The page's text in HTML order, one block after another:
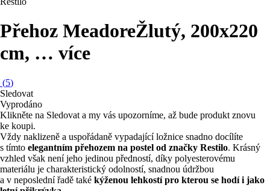
Přehoz MeadoreŽlutý, 200x220
cm, … více
(5)
Sledovat
Vyprodáno
Klikněte na Sledovat a my vás upozorníme, až bude produkt znovu
ke koupi.
Vždy naklizeně a uspořádaně vypadající ložnice snadno docílíte
s tímto elegantním přehozem na postel od značky Restilo. Krásný
vzhled však není jeho jedinou předností, díky polyesterovému
materiálu je charakteristický odolností, snadnou údržbou
a v neposlední řadě také kýženou lehkostí pro kterou se hodí i jako